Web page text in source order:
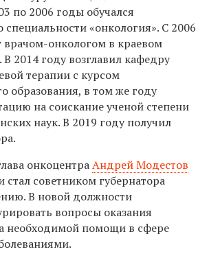
по 2006 годы обучался
специальности «онкология». С 2006
врачом-онкологом в краевом
2014 году возглавил кафедру
терапии с курсом
образования, в том же году
на соискание ученой степени
наук.В 2019 году получил
онкоцентраАндрей Модестов
стал советником губернатора
В новой должности
вопросы оказания
необходимой помощи в сфере